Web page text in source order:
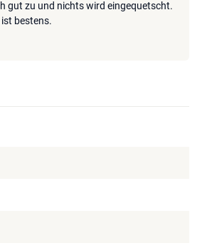
gut zu und nichts wird eingequetscht.
bestens.